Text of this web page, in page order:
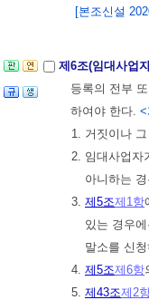
[본조신설
제6조(임대사업
등록의 전부
하여야 한다. <
1. 거짓이나
2. 임대사업자
아니하는
3. 제5조제1항
있는 경우
말소를 신
4. 제5조제6항
5. 제43조제2